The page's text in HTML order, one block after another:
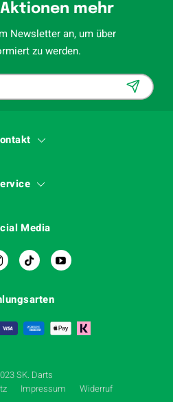
mehr
Newsletter an, um über
zu werden.
Media
SK. Darts
Impressum Widerruf